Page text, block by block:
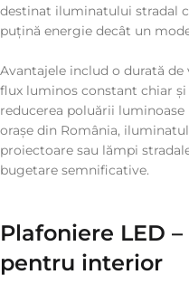
destinat iluminatului stradal
puțină energie decât un
Avantajele includ o durată de
flux luminos constant chiar
reducerea poluării
orașe din România,
proiectoare sau lămpi
bugetare semnificative.
Plafoniere LED
pentru interior